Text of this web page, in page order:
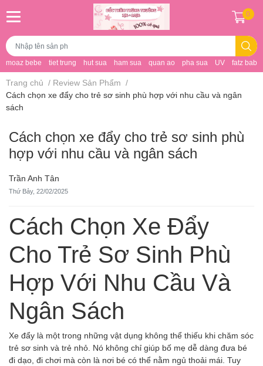
moaz bebe tiet trung hut sua ham sua quan ao pha sua UV fatz baby
0
Trang chủ / Review Sản Phẩm /
Cách chọn xe đẩy cho trẻ sơ sinh phù hợp với nhu cầu và ngân
sách
Cách chọn xe đẩy cho trẻ sơ sinh phù
hợp với nhu cầu và ngân sách
Trần Anh Tân
Thứ Bảy, 22/02/2025
Cách Chọn Xe Đẩy
Cho Trẻ Sơ Sinh Phù
Hợp Với Nhu Cầu Và
Ngân Sách
Xe đẩy là một trong những vật dụng không thể thiếu khi chăm sóc
trẻ sơ sinh và trẻ nhỏ. Nó không chỉ giúp bố mẹ dễ dàng đưa bé
đi dạo, đi chơi mà còn là nơi bé có thể nằm ngủ thoải mái. Tuy